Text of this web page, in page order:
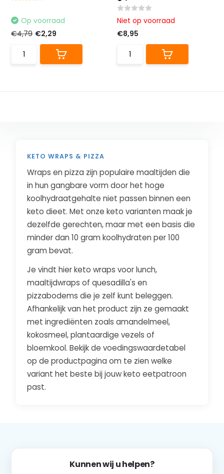
Op voorraad
€4,79 €2,29
Niet op voorraad
€8,95
KETO WRAPS & PIZZA
Wraps en pizza zijn populaire maaltijden die
in hun gangbare vorm door het hoge
koolhydraatgehalte niet passen binnen een
keto dieet. Met onze keto varianten maak je
dezelfde gerechten, maar met een basis die
minder dan 10 gram koolhydraten per 100
gram bevat.
Je vindt hier keto wraps voor lunch,
maaltijdwraps of quesadilla's en
pizzabodems die je zelf kunt beleggen.
Afhankelijk van het product zijn ze gemaakt
met ingrediënten zoals amandelmeel,
kokosmeel, plantaardige vezels of
bloemkool. Bekijk de voedingswaardetabel
op de productpagina om te zien welke
variant het beste bij jouw keto eetpatroon
past.
Kunnen wij u helpen?